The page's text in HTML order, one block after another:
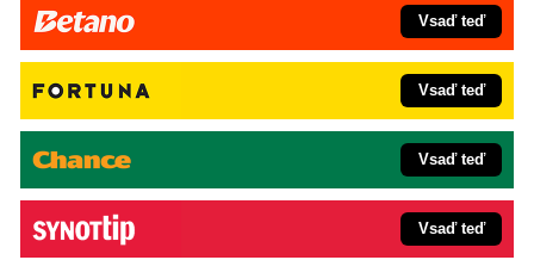
Vsaď teď
Vsaď teď
Vsaď teď
Vsaď teď